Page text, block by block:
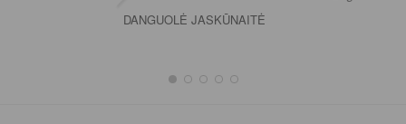
DANGUOLĖ JASKŪNAITĖ